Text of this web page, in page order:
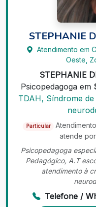
STEPHANIE
Atendimento em
Oeste,
STEPHANIE
Psicopedagoga em
TDAH, Síndrome
Particular
atende
Psicopedagoga
Pedagógico, A.T
atendimento à
Telefone /